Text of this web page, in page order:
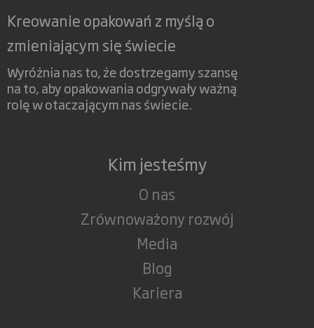
Kreowanie opakowań z myślą o
zmieniającym się świecie
Wyróżnia nas to, że dostrzegamy szansę
na to, aby opakowania odgrywały ważną
rolę w otaczającym nas świecie.
Kim jesteśmy
O nas
Zrównoważony rozwój
Media
Blog
Kariera